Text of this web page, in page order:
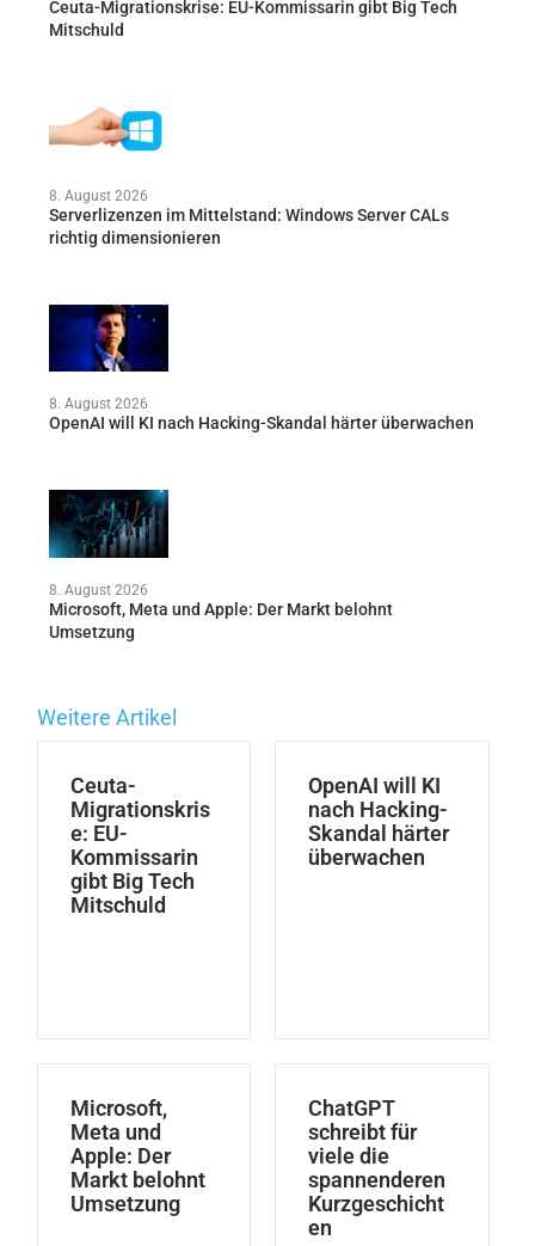
Ceuta-Migrationskrise: EU-Kommissarin gibt Big Tech
Mitschuld
8. August 2026
Serverlizenzen im Mittelstand: Windows Server CALs
richtig dimensionieren
8. August 2026
OpenAI will KI nach Hacking-Skandal härter überwachen
8. August 2026
Microsoft, Meta und Apple: Der Markt belohnt
Umsetzung
Weitere Artikel
Ceuta-
Migrationskris
e: EU-
Kommissarin
gibt Big Tech
Mitschuld
OpenAI will KI
nach Hacking-
Skandal härter
überwachen
Microsoft,
Meta und
Apple: Der
Markt belohnt
Umsetzung
ChatGPT
schreibt für
viele die
spannenderen
Kurzgeschicht
en